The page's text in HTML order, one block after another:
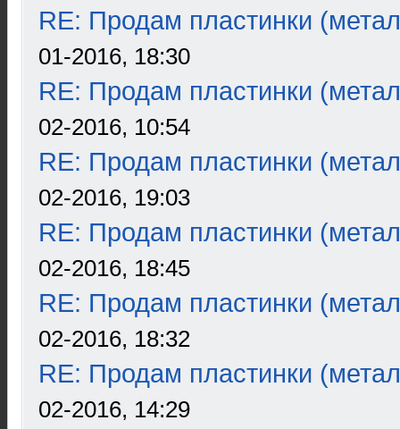
RE: Продам пластинки
01-2016, 18:30
RE: Продам пластинки
02-2016, 10:54
RE: Продам пластинки
02-2016, 19:03
RE: Продам пластинки
02-2016, 18:45
RE: Продам пластинки
02-2016, 18:32
RE: Продам пластинки
02-2016, 14:29